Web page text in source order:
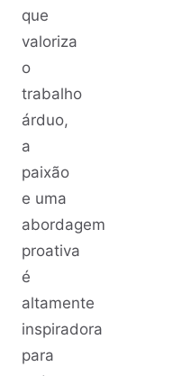
que
valoriza
o
trabalho
árduo,
a
paixão
e uma
abordagem
proativa
é
altamente
inspiradora
para